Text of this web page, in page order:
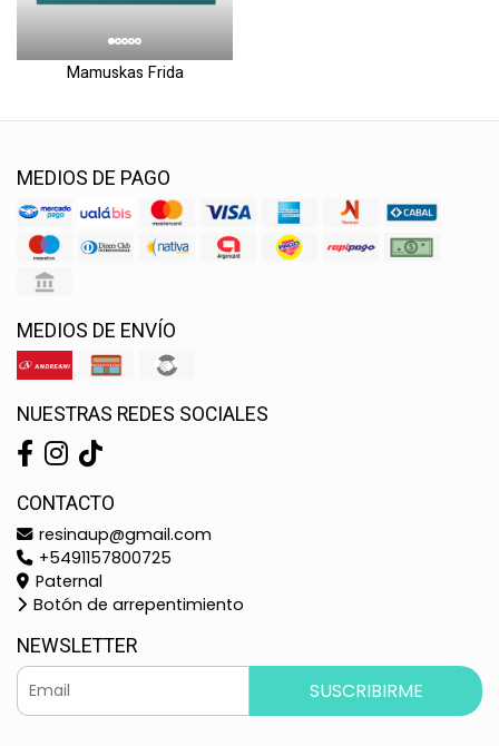
Mamuskas Frida
MEDIOS DE PAGO
MEDIOS DE ENVÍO
NUESTRAS REDES SOCIALES
CONTACTO
resinaup@gmail.com
+5491157800725
Paternal
Botón de arrepentimiento
NEWSLETTER
SUSCRIBIRME